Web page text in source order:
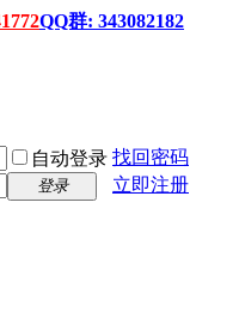
QQ群: 343082182
自动登录 找回密码
登录
立即注册